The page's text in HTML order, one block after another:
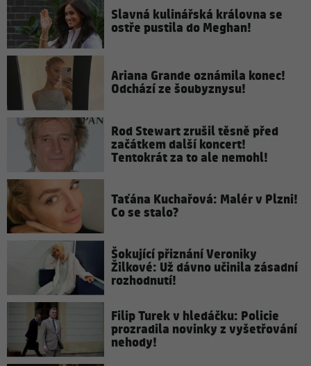
Slavná kulinářská královna se
ostře pustila do Meghan!
Ariana Grande oznámila konec!
Odchází ze šoubyznysu!
Rod Stewart zrušil těsně před
začátkem další koncert!
Tentokrát za to ale nemohl!
Taťána Kuchařová: Malér v Plzni!
Co se stalo?
Šokující přiznání Veroniky
Žilkové: Už dávno učinila zásadní
rozhodnutí!
Filip Turek v hledáčku: Policie
prozradila novinky z vyšetřování
nehody!